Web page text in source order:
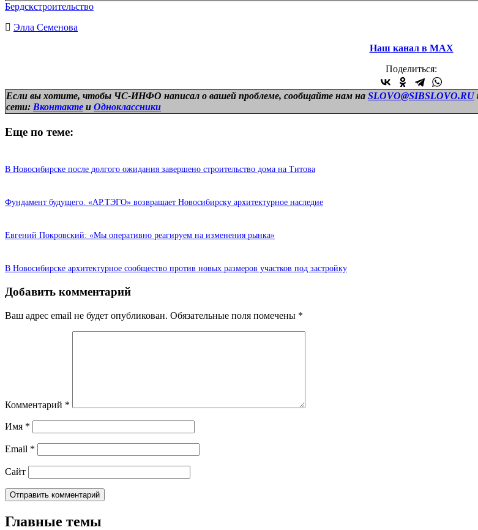
Бердскстроительство
Элла Семенова
Наш канал в МАХ
Поделиться:
Если вы хотите, чтобы ЧС-ИНФО написал о вашей проблеме, сообщайте нам на SLOVO@SIBSLOVO.RU
сети: Вконтакте и Одноклассники
Еще по теме:
В Новосибирске после долгого ожидания завершено строительство дома на Титова
Фундамент будущего. «АР.ТЭГО» возвращает Новосибирску архитектурное наследие
Евгений Покровский: «Мы оперативно реагируем на изменения рынка»
В Новосибирске архитектурное сообщество против новых размеров участков под застройку
Добавить комментарий
Ваш адрес email не будет опубликован. Обязательные поля помечены *
Комментарий *
Имя *
Email *
Сайт
Главные темы